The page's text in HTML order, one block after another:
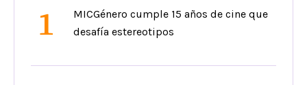
1
MICGénero cumple 15 años de cine que
desafía estereotipos